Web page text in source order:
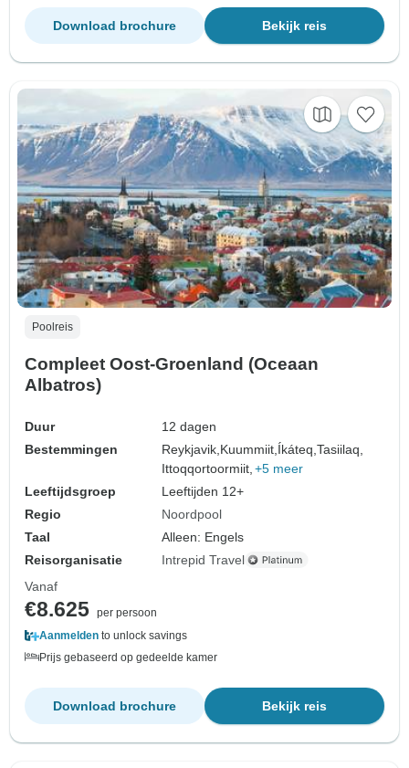
Bekijk reis
Download brochure
Poolreis
Compleet Oost-Groenland (Oceaan
Albatros)
Duur
12 dagen
Bestemmingen
Reykjavik, Kuummiit, Íkáteq,Tasiilaq,
Ittoqqortoormiit, +5 meer
Leeftijdsgroep
Leeftijden 12+
Regio
Noordpool
Taal
Alleen: Engels
Reisorganisatie
Intrepid Travel
Vanaf
€8.625 per persoon
Aanmelden to unlock savings
Prijs gebaseerd op gedeelde kamer
Bekijk reis
Download brochure